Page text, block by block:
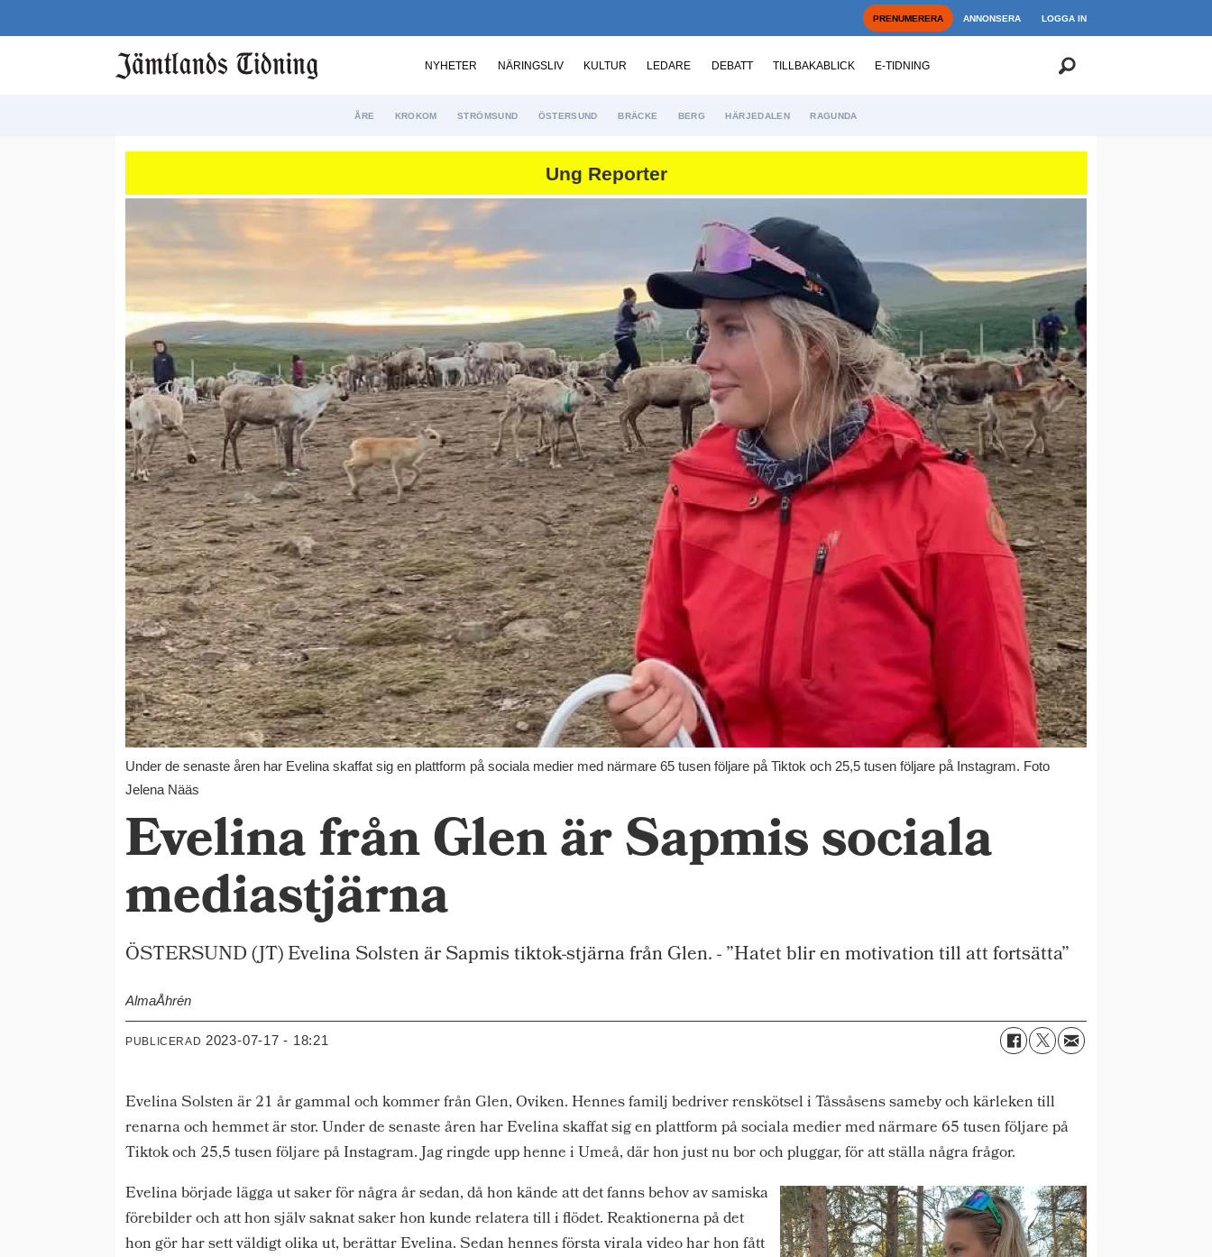
PRENUMERERA ANNONSERA LOGGA IN
NYHETER NÄRINGSLIV KULTUR LEDARE DEBATT TILLBAKABLICK E-TIDNING
ÅRE KROKOM STRÖMSUND ÖSTERSUND BRÄCKE BERG HÄRJEDALEN RAGUNDA
Ung Reporter
Under de senaste åren har Evelina skaffat sig en plattform på sociala medier med närmare 65 tusen följare på Tiktok och 25,5 tusen följare på Instagram. Foto
Jelena Nääs
Evelina från Glen är Sapmis sociala
mediastjärna
ÖSTERSUND (JT) Evelina Solsten är Sapmis tiktok-stjärna från Glen. - ”Hatet blir en motivation till att fortsätta”
AlmaÅhrén
PUBLICERAD 2023-07-17 - 18:21
Evelina Solsten är 21 år gammal och kommer från Glen, Oviken. Hennes familj bedriver renskötsel i Tåssåsens sameby och kärleken till
renarna och hemmet är stor. Under de senaste åren har Evelina skaffat sig en plattform på sociala medier med närmare 65 tusen följare på
Tiktok och 25,5 tusen följare på Instagram. Jag ringde upp henne i Umeå, där hon just nu bor och pluggar, för att ställa några frågor.
Evelina började lägga ut saker för några år sedan, då hon kände att det fanns behov av samiska
förebilder och att hon själv saknat saker hon kunde relatera till i flödet. Reaktionerna på det
hon gör har sett väldigt olika ut, berättar Evelina. Sedan hennes första virala video har hon fått